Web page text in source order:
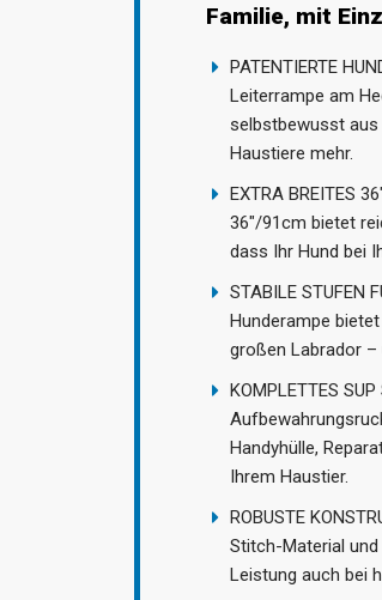
Familie, mit
PATENTIERTE
Leiterrampe am
selbstbewusst aus
Haustiere mehr.
EXTRA BREITES
36"/91cm bietet
dass Ihr Hund bei
STABILE STUFEN
Hunderampe
großen Labrador
KOMPLETTES
Handyhülle,
Ihrem Haustier.
ROBUSTE
Stitch-Material
Leistung auch bei